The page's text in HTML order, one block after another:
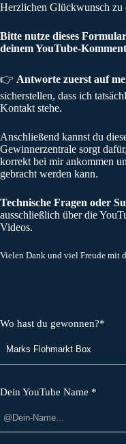
Herzlichen Glückwunsch
Bitte nutze dieses
deinem YouTube-
👉 Antworte zuerst auf
sicherstellen, dass ich
Kontakt stehe.
Anschließend kannst du
Gewinnerzentrale sorgt
korrekt bei mir ankommen
gebracht werden kann.
Technische Fragen oder
ausschließlich über die
Videos.
Vielen Dank und viel Freude mit
Wo hast du gewonnen?*
Dein YouTube Name *